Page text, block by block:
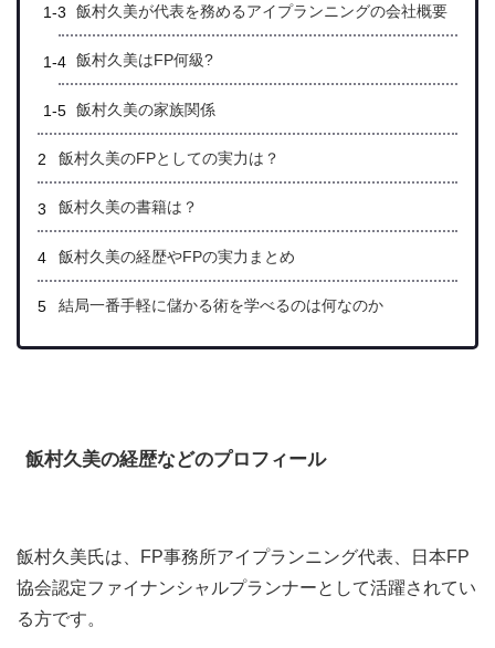
飯村久美が代表を務めるアイプランニングの会社概要
飯村久美はFP何級?
飯村久美の家族関係
飯村久美のFPとしての実力は？
飯村久美の書籍は？
飯村久美の経歴やFPの実力まとめ
結局一番手軽に儲かる術を学べるのは何なのか
飯村久美の経歴などのプロフィール
飯村久美氏は 、FP事務所アイプランニング代表、日本FP
協会認定ファイナンシャルプランナーとして活躍されてい
る方です。